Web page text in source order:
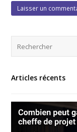
Articles récents